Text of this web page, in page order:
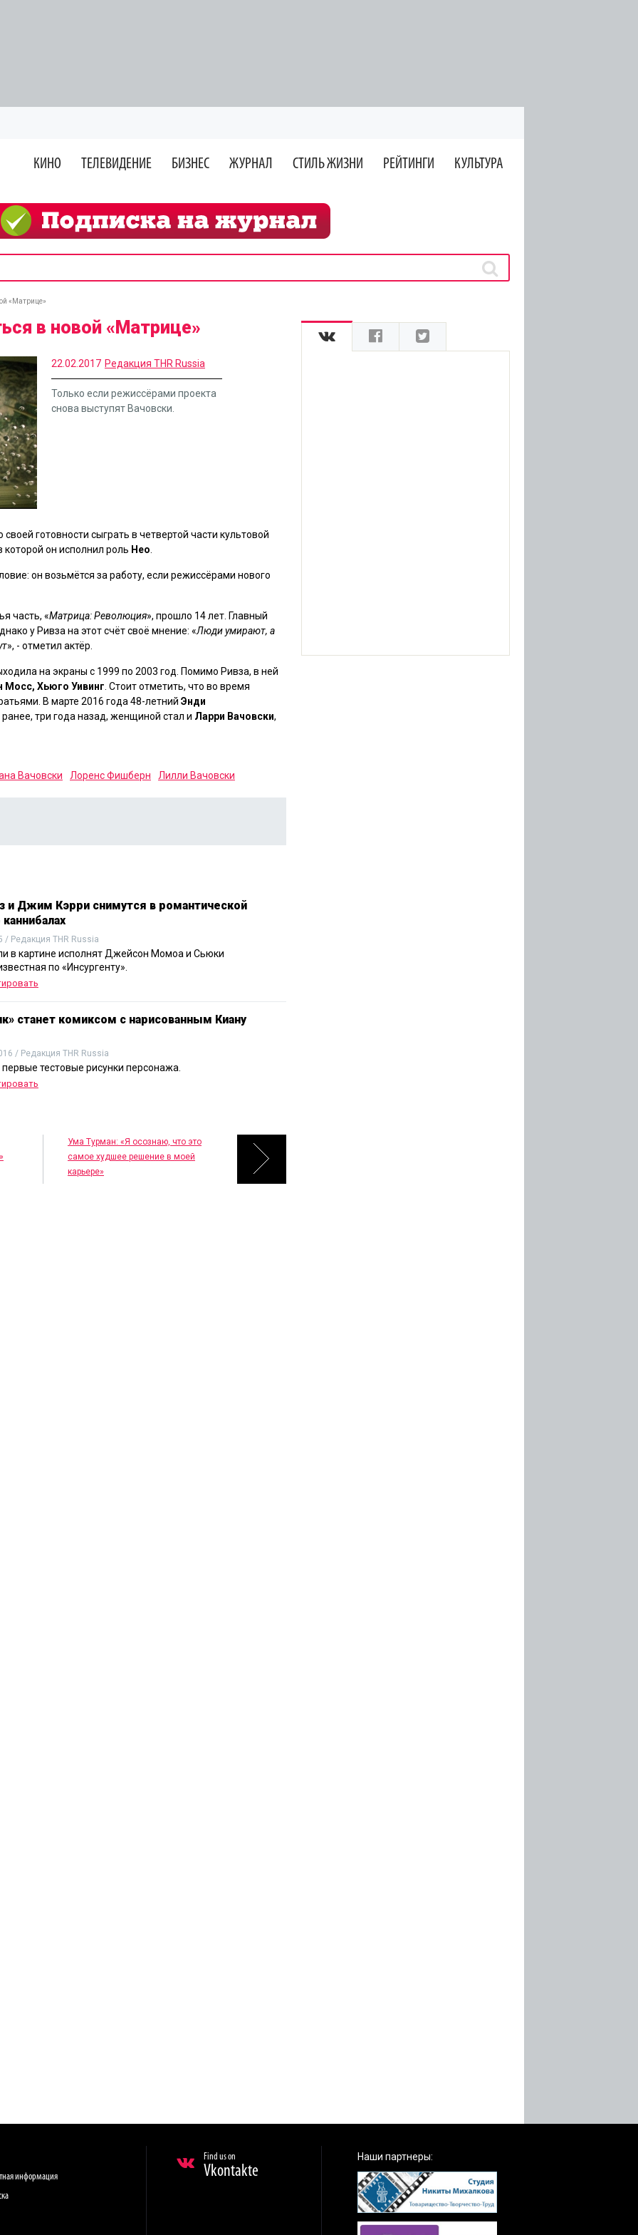
КИНО ТЕЛЕВИДЕНИЕ БИЗНЕС ЖУРНАЛ СТИЛЬ ЖИЗНИ РЕЙТИНГИ КУЛЬТУРА
«Матрице»
в новой «Матрице»
22.02.2017 Редакция THR Russia
Только если режиссёрами проекта
снова выступят Вачовски.
своей готовности сыграть в четвертой части культовой
которой он исполнил роль Нео
он возьмётся за работу, если режиссёрами нового
часть, «Матрица: Революция», прошло 14 лет. Главный
у Ривза на этот счёт своё мнение: «Люди умирают, а
», - отметил актёр.
на экраны с 1999 по 2003 год. Помимо Ривза, в ней
Мосс, Хьюго Уивинг . Стоит отметить, что во время
В марте 2016 года 48-летний Энди
три года назад, женщиной стал и Ларри Вачовски,
Вачовски Лоренс Фишберн Лилли Вачовски
и Джим Кэрри снимутся в романтической
/ Редакция THR Russia
в картине исполнят Джейсон Момоа и Сьюки
по «Инсургенту».
станет комиксом с нарисованным Киану
/ Редакция THR Russia
тестовые рисунки персонажа.
Ума Турман: «Я осознаю, что это
самое худшее решение в моей
карьере»
информация
Find us on
Vkontakte
Наши партнеры: